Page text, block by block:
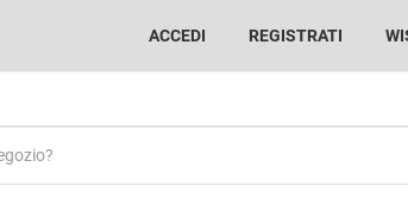
ACCEDI REGISTRATI